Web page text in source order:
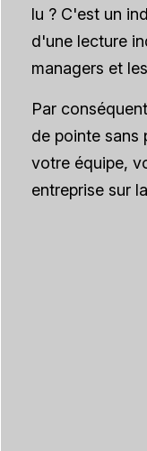
lu ? C'est un
d'une lecture
managers et
Par
de pointe sans
votre équipe,
entreprise sur